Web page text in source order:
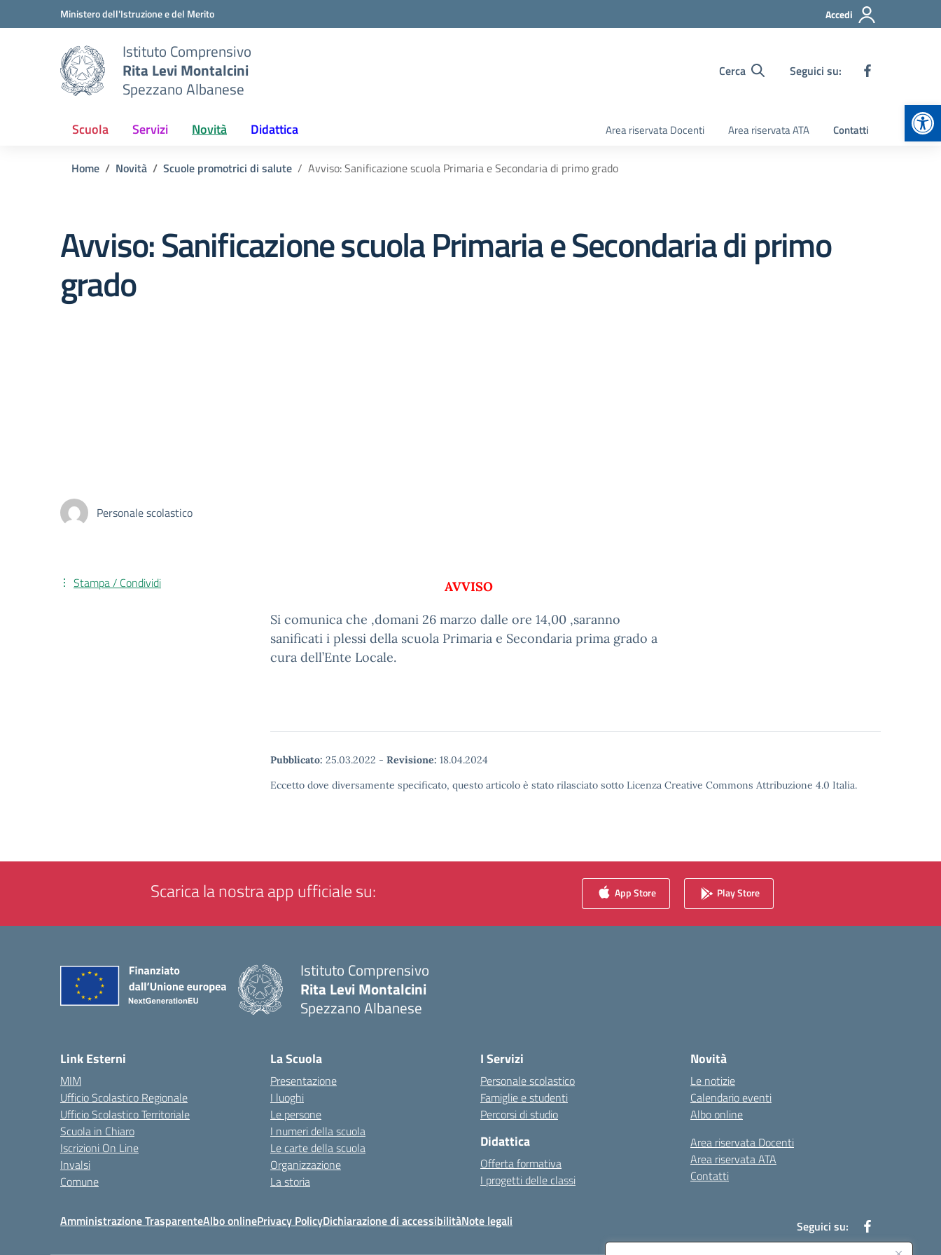
Vai ai contenuti
Vai al menu di navigazioneMinistero dell'Istruzione e del Merito Accedi
Istituto Comprensivo
Rita Levi Montalcini
Spezzano Albanese
Cerca Seguici su:
Scuola Servizi Novità Didattica Area riservata Docenti Area riservata ATA Contatti
Home Novità Scuole promotrici di salute Avviso: Sanificazione scuola Primaria e Secondaria di primo grado
Avviso: Sanificazione scuola Primaria e Secondaria di primo
grado
Personale scolastico
AVVISO
Si comunica che ,domani 26 marzo dalle ore 14,00 ,saranno
sanificati i plessi della scuola Primaria e Secondaria prima grado a
cura dell’Ente Locale.
Pubblicato: 25.03.2022 - Revisione: 18.04.2024
Eccetto dove diversamente specificato, questo articolo è stato rilasciato sotto Licenza Creative Commons Attribuzione 4.0 Italia.
Stampa / Condividi
Scarica la nostra app ufficiale su: App Store Play Store
Istituto Comprensivo
Rita Levi Montalcini
Spezzano Albanese
Link Esterni
MIM
Ufficio Scolastico Regionale
Ufficio Scolastico Territoriale
Scuola in Chiaro
Iscrizioni On Line
Invalsi
Comune
La Scuola
Presentazione
I luoghi
Le persone
I numeri della scuola
Le carte della scuola
Organizzazione
La storia
I Servizi
Personale scolastico
Famiglie e studenti
Percorsi di studio
Didattica
Offerta formativa
I progetti delle classi
Novità
Le notizie
Calendario eventi
Albo online
Area riservata Docenti
Area riservata ATA
Contatti
Amministrazione TrasparenteAlbo onlinePrivacy PolicyDichiarazione di accessibilitàNote legali Seguici su: